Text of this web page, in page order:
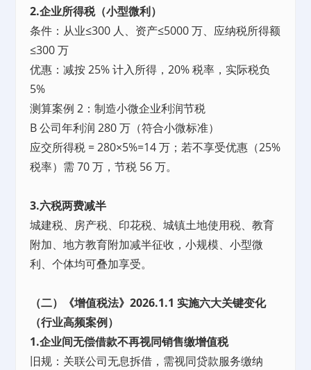
2.企业所得税（小型微利）
条件：从业≤300 人、资产≤5000 万、应纳税所得额
≤300 万
优惠：减按 25% 计入所得，20% 税率，实际税负
5%
测算案例 2：制造小微企业利润节税
B 公司年利润 280 万（符合小微标准）
应交所得税 = 280×5%=14 万；若不享受优惠（25%
税率）需 70 万，节税 56 万。
3.六税两费减半
城建税、房产税、印花税、城镇土地使用税、教育
附加、地方教育附加减半征收，小规模、小型微
利、个体均可叠加享受。
（二）《增值税法》2026.1.1 实施六大关键变化
（行业高频案例）
1.企业间无偿借款不再视同销售缴增值税
旧规：关联公司无息拆借，需视同贷款服务缴纳